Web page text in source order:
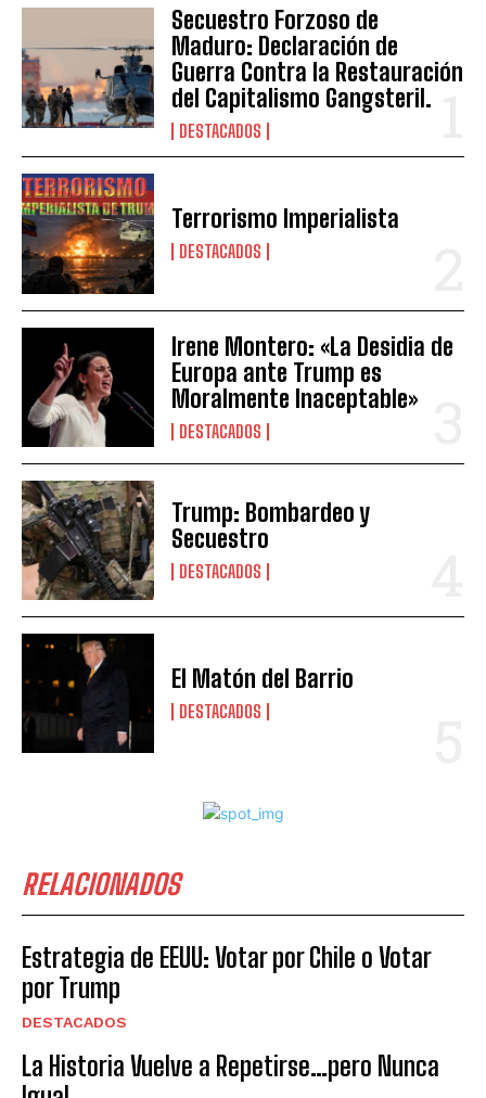
Secuestro Forzoso de
Maduro: Declaración de
Guerra Contra la Restauración
del Capitalismo Gangsteril.
DESTACADOS
Terrorismo Imperialista
DESTACADOS
Irene Montero: «La Desidia de
Europa ante Trump es
Moralmente Inaceptable»
DESTACADOS
Trump: Bombardeo y
Secuestro
DESTACADOS
El Matón del Barrio
DESTACADOS
RELACIONADOS
Estrategia de EEUU: Votar por Chile o Votar
por Trump
DESTACADOS
La Historia Vuelve a Repetirse…pero Nunca